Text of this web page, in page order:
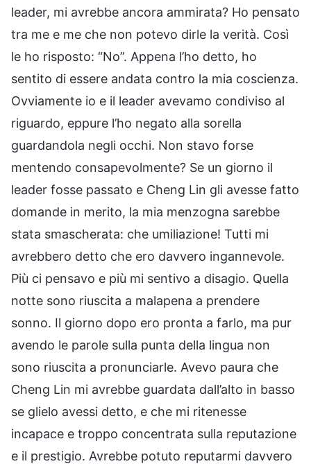
leader, mi avrebbe ancora ammirata? Ho pensato
tra me e me che non potevo dirle la verità. Così
le ho risposto: “No”. Appena l’ho detto, ho
sentito di essere andata contro la mia coscienza.
Ovviamente io e il leader avevamo condiviso al
riguardo, eppure l’ho negato alla sorella
guardandola negli occhi. Non stavo forse
mentendo consapevolmente? Se un giorno il
leader fosse passato e Cheng Lin gli avesse fatto
domande in merito, la mia menzogna sarebbe
stata smascherata: che umiliazione! Tutti mi
avrebbero detto che ero davvero ingannevole.
Più ci pensavo e più mi sentivo a disagio. Quella
notte sono riuscita a malapena a prendere
sonno. Il giorno dopo ero pronta a farlo, ma pur
avendo le parole sulla punta della lingua non
sono riuscita a pronunciarle. Avevo paura che
Cheng Lin mi avrebbe guardata dall’alto in basso
se glielo avessi detto, e che mi ritenesse
incapace e troppo concentrata sulla reputazione
e il prestigio. Avrebbe potuto reputarmi davvero